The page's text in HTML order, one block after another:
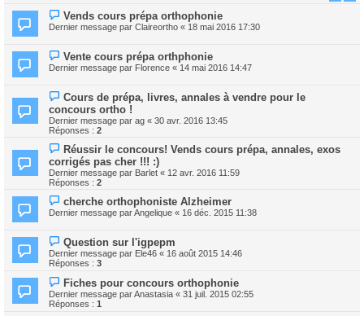
Vends cours prépa orthophonie
Dernier message par Claireortho « 18 mai 2016 17:30
Vente cours prépa orthphonie
Dernier message par Florence « 14 mai 2016 14:47
Cours de prépa, livres, annales à vendre pour le
concours ortho !
Dernier message par ag « 30 avr. 2016 13:45
Réponses : 2
Réussir le concours! Vends cours prépa, annales, exos
corrigés pas cher !!! :)
Dernier message par Barlet « 12 avr. 2016 11:59
Réponses : 2
cherche orthophoniste Alzheimer
Dernier message parAngelique « 16 déc. 2015 11:38
Question sur l'igpepm
Dernier message par Ele46 « 16 août 2015 14:46
Réponses : 3
Fiches pour concours orthophonie
Dernier message parAnastasia « 31 juil. 2015 02:55
Réponses : 1